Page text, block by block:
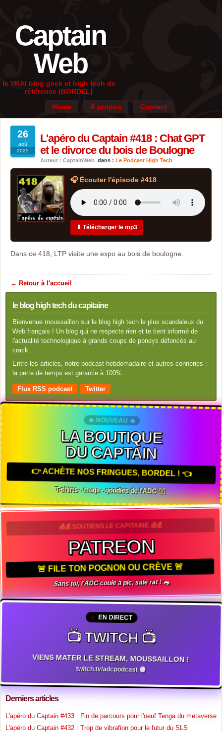
Captain
Web
le VRAI blog geek et high tech de
référence (BORDEL)
Home
À propos Contact
26
aoû
2025
L'apéro du Captain #418 : Chat GPT
et le divorce du bois de Boulogne
Auteur : CaptainWeb dans : Le Podcast High Tech
🎧 Écouter l'épisode #418
⬇ Télécharger le mp3
Dans ce 418, LTP visite une expo au bois de boulogne.
← Retour à l'accueil
le blog high tech du capitaine
Bienvenue moussaillon sur le blog high tech le plus scandaleux du
Web français ! Un blog qui ne respecte rien et te tient informé de
l'actualité technologique à grands coups de poneys défoncés au
crack.
Entre les articles, notre podcast hebdomadaire et autres conneries :
la perte de temps est garantie à 100%…
Flux RSS podcast Twitter
🔥 NOUVEAU 🔥
LA BOUTIQUE
DU CAPTAIN
👉 ACHÈTE NOS FRINGUES, BORDEL ! 👈
T-shirts · mugs · goodies de l'ADC 🏴‍☠️
💰💰 SOUTIENS LE CAPITAINE 💰💰
PATREON
🚨 FILE TON POGNON OU CRÈVE 🚨
Sans toi, l'ADC coule à pic, sale rat ! 🐀
EN DIRECT
📺 TWITCH 📺
VIENS MATER LE STREAM, MOUSSAILLON !
twitch.tv/adcpodcast 🟣
Derniers articles
L'apéro du Captain #433 : Fin de parcours pour l'oeuf Tenga du metaverse
L'apéro du Captain #432 : Trop de vibrafion pour le futur du SLS